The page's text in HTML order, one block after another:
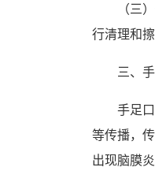
（三
行清理和擦
三、
手足
等传播，
出现脑膜